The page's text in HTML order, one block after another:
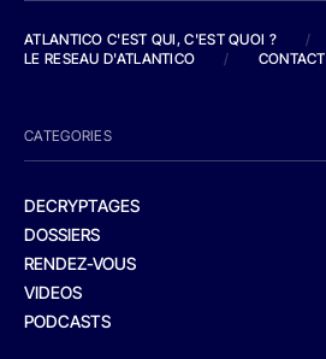
ATLANTICO C'EST QUI, C'EST QUOI ?
/
LE RESEAU D'ATLANTICO
/ CONTACT
CATEGORIES
DECRYPTAGES
DOSSIERS
RENDEZ-VOUS
VIDEOS
PODCASTS